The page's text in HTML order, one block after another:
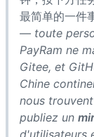
最简单的一件
— toute
PayRam ne
Gitee, et
Chine
nous
publiez un